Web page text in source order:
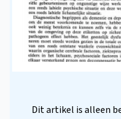
Dit artikel is alleen